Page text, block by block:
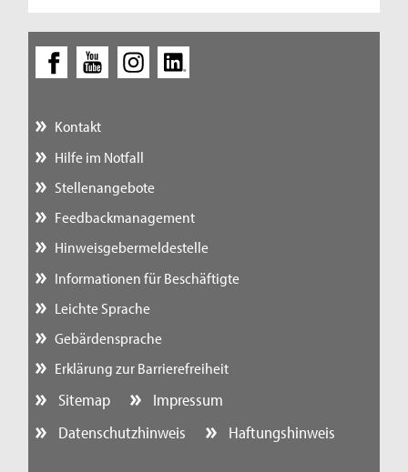
Kontakt
Hilfe im Notfall
Stellenangebote
Feedbackmanagement
Hinweisgebermeldestelle
Informationen für Beschäftigte
Leichte Sprache
Gebärdensprache
Erklärung zur Barrierefreiheit
Sitemap
Impressum
Datenschutzhinweis
Haftungshinweis